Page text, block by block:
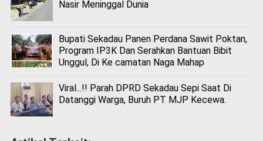
Nasir Meninggal Dunia
Bupati Sekadau Panen Perdana Sawit Poktan,
Program IP3K Dan Serahkan Bantuan Bibit
Unggul, Di Ke camatan Naga Mahap
Viral...!! Parah DPRD Sekadau Sepi Saat Di
Datanggi Warga, Buruh PT MJP Kecewa.